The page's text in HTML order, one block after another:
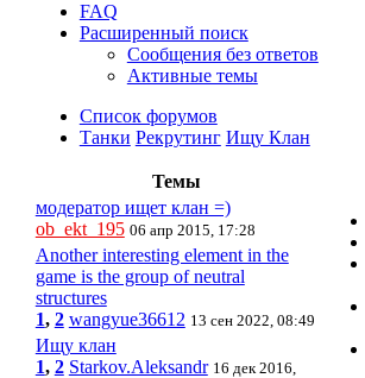
FAQ
Расширенный поиск
Сообщения без ответов
Активные темы
Список форумов
Танки Рекрутинг Ищу Клан
Темы
модератор ищет клан =)
ob_ekt_195 06 апр 2015, 17:28
Another interesting element in the
game is the group of neutral
structures
1, 2 wangyue36612 13 сен 2022, 08:49
Ищу клан
1, 2 Starkov.Aleksandr 16 дек 2016,